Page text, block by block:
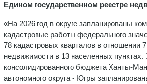
Едином государственном реестре
«На 2026 год в округе запланированы
кадастровые работы федерального
78 кадастровых кварталов в отношении
недвижимости в 13 населенных пунктах.
консолидированного бюджета Ханты-
автономного округа - Югры